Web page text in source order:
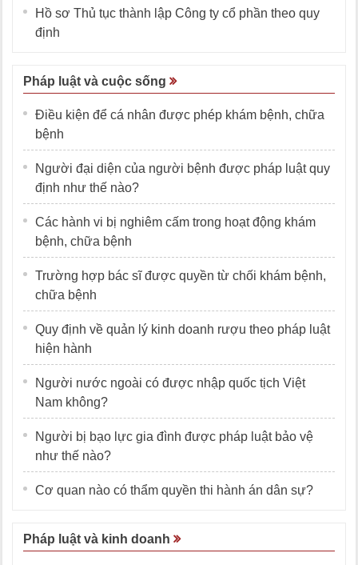
Hồ sơ Thủ tục thành lập Công ty cổ phần theo quy
định
Pháp luật và cuộc sống
Điều kiện để cá nhân được phép khám bệnh, chữa
bệnh
Người đại diện của người bệnh được pháp luật quy
định như thế nào?
Các hành vi bị nghiêm cấm trong hoạt động khám
bệnh, chữa bệnh
Trường hợp bác sĩ được quyền từ chối khám bệnh,
chữa bệnh
Quy định về quản lý kinh doanh rượu theo pháp luật
hiện hành
Người nước ngoài có được nhập quốc tịch Việt
Nam không?
Người bị bạo lực gia đình được pháp luật bảo vệ
như thế nào?
Cơ quan nào có thẩm quyền thi hành án dân sự?
Pháp luật và kinh doanh